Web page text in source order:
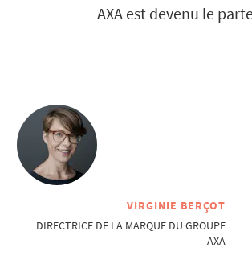
AXA est devenu le
VIRGINIE BERÇOT
DIRECTRICE DE LA MARQUE DU GROUPE
AXA